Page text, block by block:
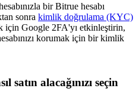
bir Bitrue hesabı
sonra kimlik doğrulama (KYC)
için Google 2FA'yı etkinleştirin,
korumak için bir kimlik
satın alacağınızı seçin